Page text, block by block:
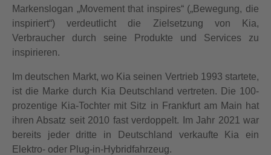
Markenslogan „Movement that inspires“ („Bewegung, die
inspiriert“) verdeutlicht die Zielsetzung von Kia,
Verbraucher durch seine Produkte und Services zu
inspirieren.
Im deutschen Markt, wo Kia seinen Vertrieb 1993 startete,
ist die Marke durch Kia Deutschland vertreten. Die 100-
prozentige Kia-Tochter mit Sitz in Frankfurt am Main hat
ihren Absatz seit 2010 fast verdoppelt. Im Jahr 2021 war
bereits jeder dritte in Deutschland verkaufte Kia ein
Elektro- oder Plug-in-Hybridfahrzeug.